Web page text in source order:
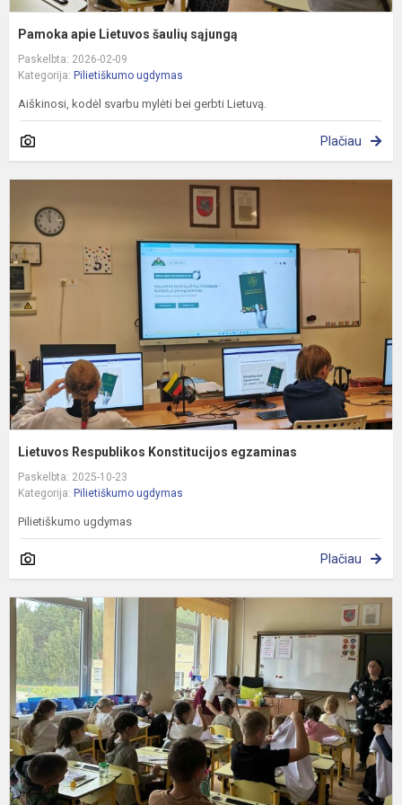
Pamoka apie Lietuvos šaulių sąjungą
Paskelbta: 2026-02-09
Kategorija: Pilietiškumo ugdymas
Aiškinosi, kodėl svarbu mylėti bei gerbti Lietuvą.
Plačiau
Lietuvos Respublikos Konstitucijos egzaminas
Paskelbta: 2025-10-23
Kategorija: Pilietiškumo ugdymas
Pilietiškumo ugdymas
Plačiau